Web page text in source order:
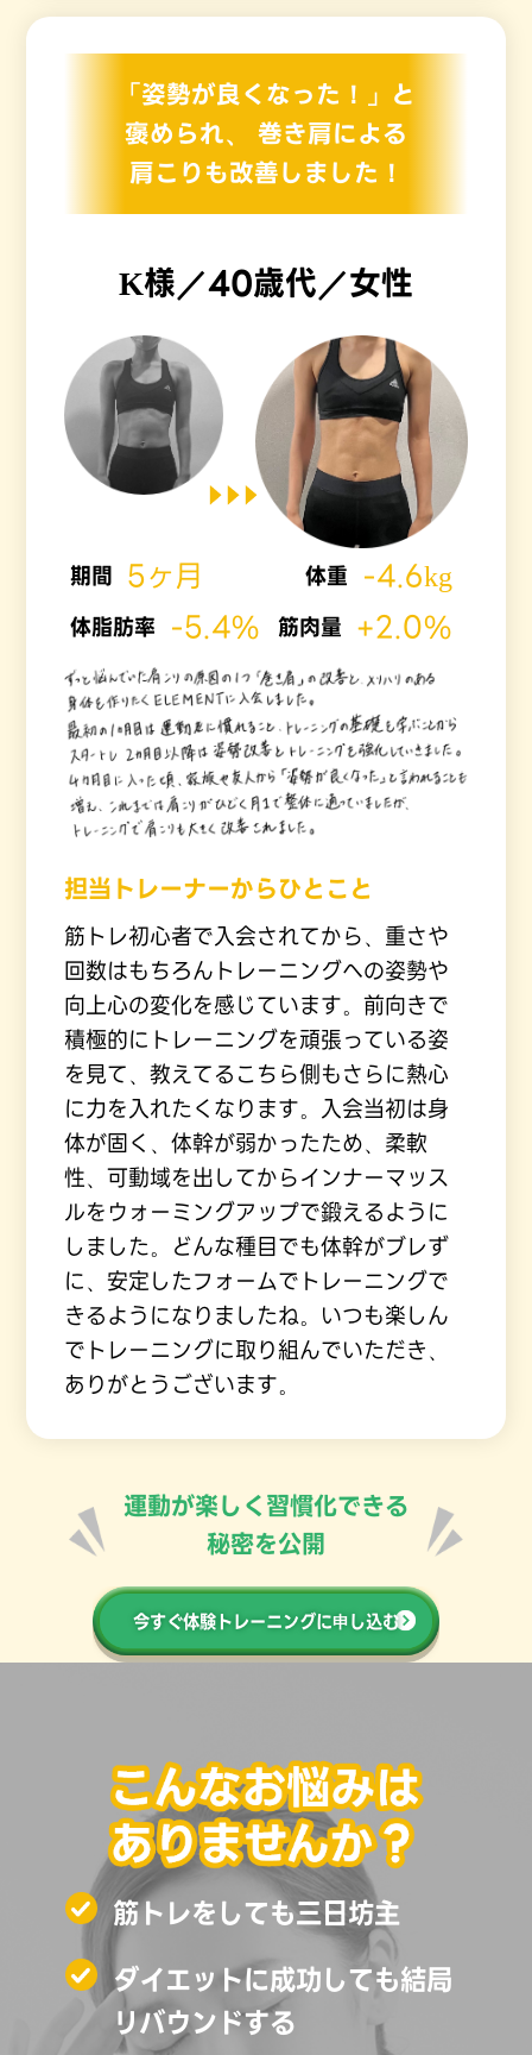
「姿勢が良くなった！」と
褒められ、
巻き肩による
肩こりも改善しました！
K様／40歳代／女性
期間 5ヶ月 体重 -4.6kg
体脂肪率 -5.4% 筋肉量 +2.0%
担当トレーナーからひとこと
筋トレ初心者で入会されてから、重さや
回数はもちろんトレーニングへの姿勢や
向上心の変化を感じています。前向きで
積極的にトレーニングを頑張っている姿
を見て、教えてるこちら側もさらに熱心
に力を入れたくなります。入会当初は身
体が固く、体幹が弱かったため、柔軟
性、可動域を出してからインナーマッス
ルをウォーミングアップで鍛えるように
しました。どんな種目でも体幹がブレず
に、安定したフォームでトレーニングで
きるようになりましたね。いつも楽しん
でトレーニングに取り組んでいただき、
ありがとうございます。
運動が楽しく習慣化できる
秘密を公開
今すぐ体験トレーニングに申し込む
筋トレをしても三日坊主
ダイエットに成功しても結局
リバウンドする